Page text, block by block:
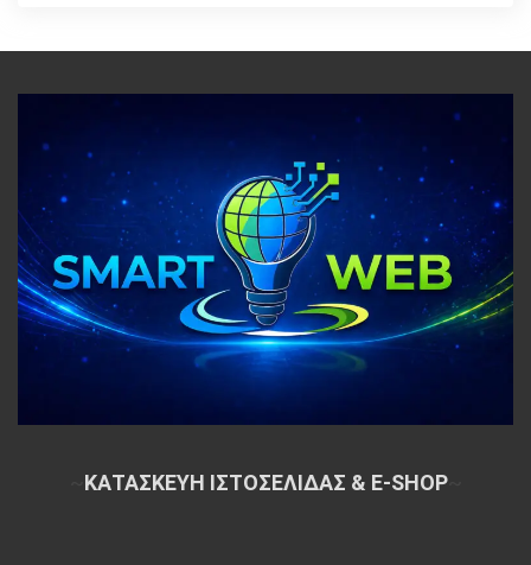
ΚΑΤΑΣΚΕΥΗ ΙΣΤΟΣΕΛΙΔΑΣ & E-SHOP~